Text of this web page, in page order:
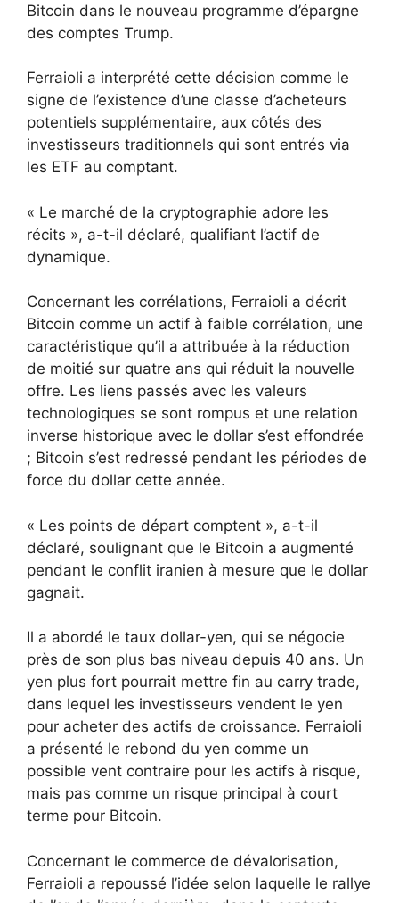
Bitcoin dans le nouveau programme d’épargne
des comptes Trump.
Ferraioli a interprété cette décision comme le
signe de l’existence d’une classe d’acheteurs
potentiels supplémentaire, aux côtés des
investisseurs traditionnels qui sont entrés via
les ETF au comptant.
« Le marché de la cryptographie adore les
récits », a-t-il déclaré, qualifiant l’actif de
dynamique.
Concernant les corrélations, Ferraioli a décrit
Bitcoin comme un actif à faible corrélation, une
caractéristique qu’il a attribuée à la réduction
de moitié sur quatre ans qui réduit la nouvelle
offre. Les liens passés avec les valeurs
technologiques se sont rompus et une relation
inverse historique avec le dollar s’est effondrée
; Bitcoin s’est redressé pendant les périodes de
force du dollar cette année.
« Les points de départ comptent », a-t-il
déclaré, soulignant que le Bitcoin a augmenté
pendant le conflit iranien à mesure que le dollar
gagnait.
Il a abordé le taux dollar-yen, qui se négocie
près de son plus bas niveau depuis 40 ans. Un
yen plus fort pourrait mettre fin au carry trade,
dans lequel les investisseurs vendent le yen
pour acheter des actifs de croissance. Ferraioli
a présenté le rebond du yen comme un
possible vent contraire pour les actifs à risque,
mais pas comme un risque principal à court
terme pour Bitcoin.
Concernant le commerce de dévalorisation,
Ferraioli a repoussé l’idée selon laquelle le rallye